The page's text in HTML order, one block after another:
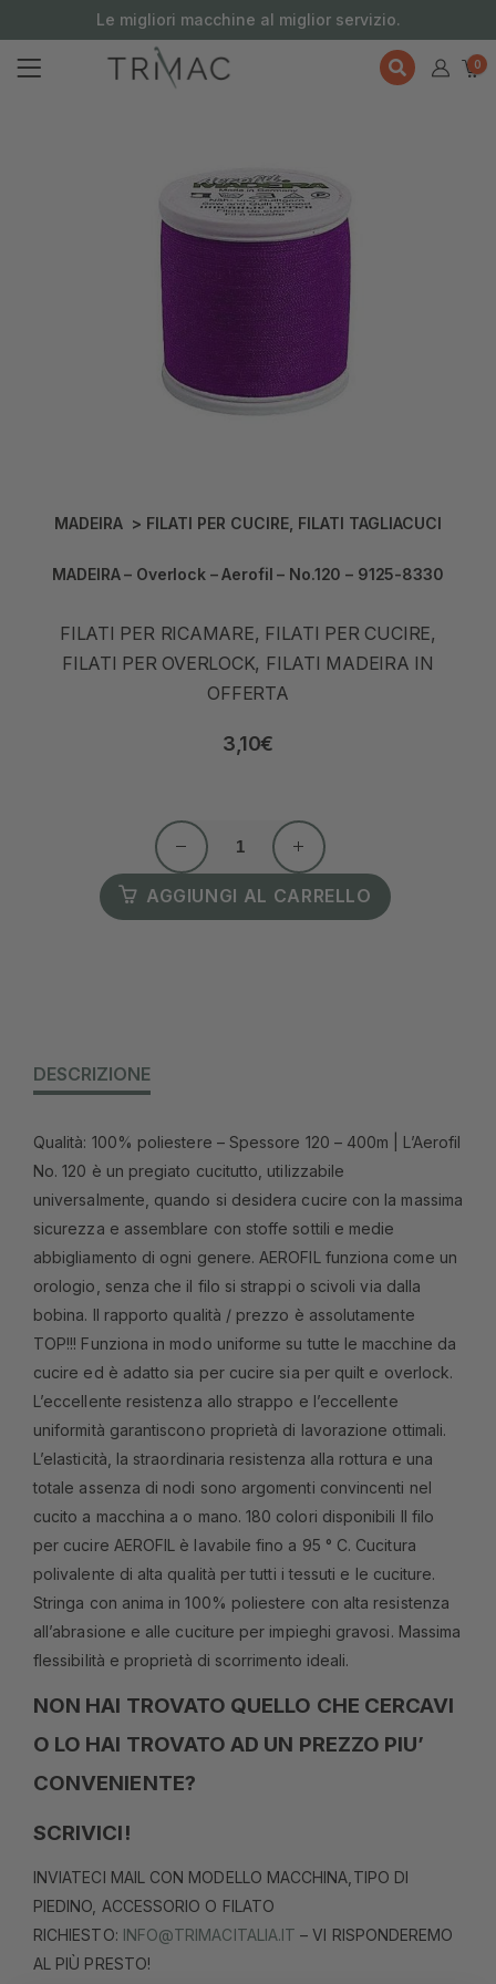
Le migliori macchine al miglior servizio.
0
MADEIRA > FILATI PER CUCIRE FILATI TAGLIACUCI
MADEIRA – Overlock – Aerofil – No.120 – 9125-8330
FILATI PER RICAMARE, FILATI PER CUCIRE,
FILATI PER OVERLOCK, FILATI MADEIRA IN
OFFERTA
3,10€
AGGIUNGI AL CARRELLO
DESCRIZIONE
Qualità: 100% poliestere – Spessore 120 – 400m | L’Aerofil
No. 120 è un pregiato cucitutto, utilizzabile
universalmente, quando si desidera cucire con la massima
sicurezza e assemblare con stoffe sottili e medie
abbigliamento di ogni genere. AEROFIL funziona come un
orologio, senza che il filo si strappi o scivoli via dalla
bobina. Il rapporto qualità / prezzo è assolutamente
TOP!!! Funziona in modo uniforme su tutte le macchine da
cucire ed è adatto sia per cucire sia per quilt e overlock.
L’eccellente resistenza allo strappo e l’eccellente
uniformità garantiscono proprietà di lavorazione ottimali.
L’elasticità, la straordinaria resistenza alla rottura e una
totale assenza di nodi sono argomenti convincenti nel
cucito a macchina a o mano. 180 colori disponibili Il filo
per cucire AEROFIL è lavabile fino a 95 ° C. Cucitura
polivalente di alta qualità per tutti i tessuti e le cuciture.
Stringa con anima in 100% poliestere con alta resistenza
all’abrasione e alle cuciture per impieghi gravosi. Massima
flessibilità e proprietà di scorrimento ideali.
NON HAI TROVATO QUELLO CHE CERCAVI
O LO HAI TROVATO AD UN PREZZO PIU’
CONVENIENTE?
SCRIVICI!
INVIATECI MAIL CON MODELLO MACCHINA,TIPO DI
PIEDINO, ACCESSORIO O FILATO
RICHIESTO: INFO@TRIMACITALIA.IT – VI RISPONDEREMO
AL PIÙ PRESTO!